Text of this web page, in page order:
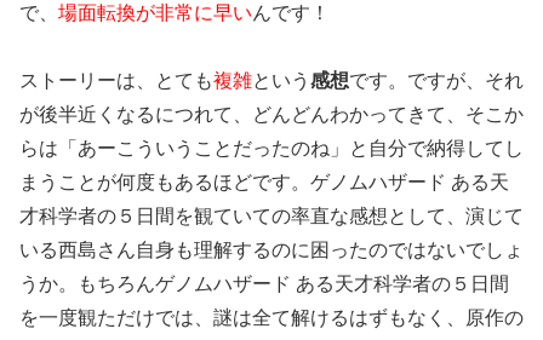
で、 場面転換が非常に早いんです！
ストーリーは、とても複雑という 感想です。ですが、それ
が後半近くなるにつれて、どんどんわかってきて、そこか
らは「あーこういうことだったのね」と自分で納得してし
まうことが何度もあるほどです。ゲノムハザード ある天
才科学者の５日間を観ていての率直な感想として、演じて
いる西島さん自身も理解するのに困ったのではないでしょ
うか。もちろんゲノムハザード ある天才科学者の５日間
を一度観ただけでは、謎は全て解けるはずもなく、原作の